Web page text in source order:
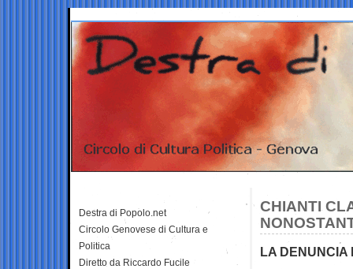
CHIANTI
LA DENUNCIA
Destra di Popolo.net
Circolo Genovese di Cultura e
Politica
Diretto da Riccardo Fucile